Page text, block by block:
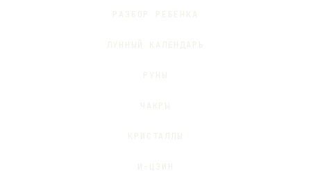
РАЗБОР РЕБЁНКА
ЛУННЫЙ КАЛЕНДАРЬ
РУНЫ
ЧАКРЫ
КРИСТАЛЛЫ
И-ЦЗИН